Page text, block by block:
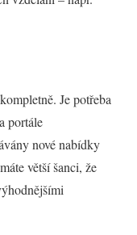
Je potřeba
portále
nové nabídky
větší šanci, že